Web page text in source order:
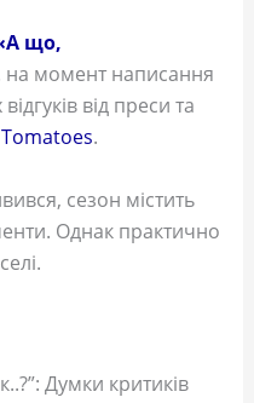
що,
на момент написання
від преси та
.
сезон містить
Однак практично
Думки критиків